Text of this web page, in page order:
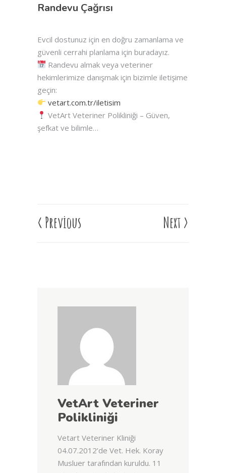
Randevu Çağrısı
Evcil dostunuz için en doğru zamanlama ve
güvenli cerrahi planlama için buradayız.
Randevu almak veya veteriner
hekimlerimize danışmak için bizimle iletişime
geçin:
vetart.com.tr/iletisim
VetArt Veteriner Polikliniği – Güven,
şefkat ve bilimle…
< Previous >
Next
VetArt Veteriner
Polikliniği
Vetart Veteriner Kliniği
04.07.2012’de Vet. Hek. Koray
Musluer tarafından kuruldu. 11